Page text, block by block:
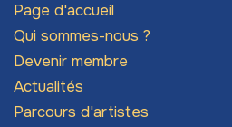
Page d'accueil
Qui sommes-nous ?
Devenir membre
Actualités
Parcours d'artistes